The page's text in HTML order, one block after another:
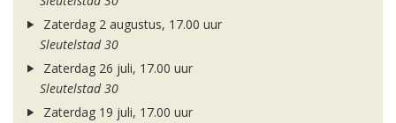
Zaterdag 2 augustus, 17.00 uur
Sleutelstad 30
Zaterdag 26 juli, 17.00 uur
Sleutelstad 30
Zaterdag 19 juli, 17.00 uur